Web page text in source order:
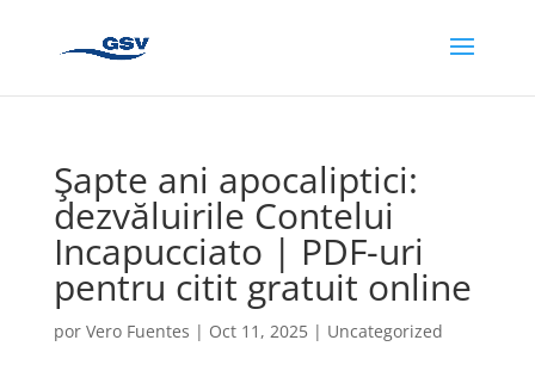
Şapte ani apocaliptici:
dezvăluirile Contelui
Incapucciato | PDF-uri
pentru citit gratuit online
por Vero Fuentes | Oct 11, 2025| Uncategorized